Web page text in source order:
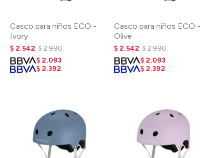
Casco para niños ECO -
Ivory
$ 2.542 $2.990
$ 2.093
$ 2.392
Casco para niños ECO -
Olive
$ 2.542 $2.990
$ 2.093
$ 2.392